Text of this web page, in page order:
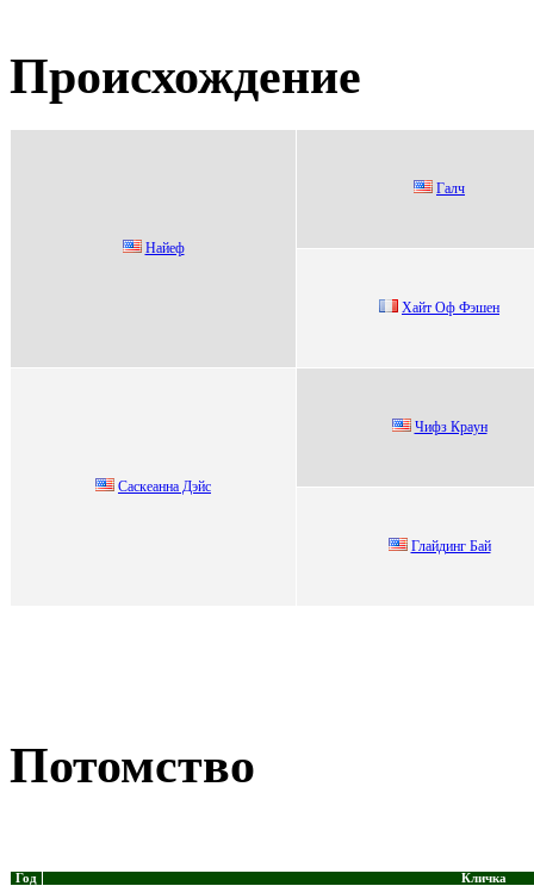
Происхождение
Нaйeф
Гaлч
Хaйт Oф Фэшeн
Cаскeанна Дэйс
Чифз Крaун
Глaйдинг Бaй
Потомство
Год Кличка